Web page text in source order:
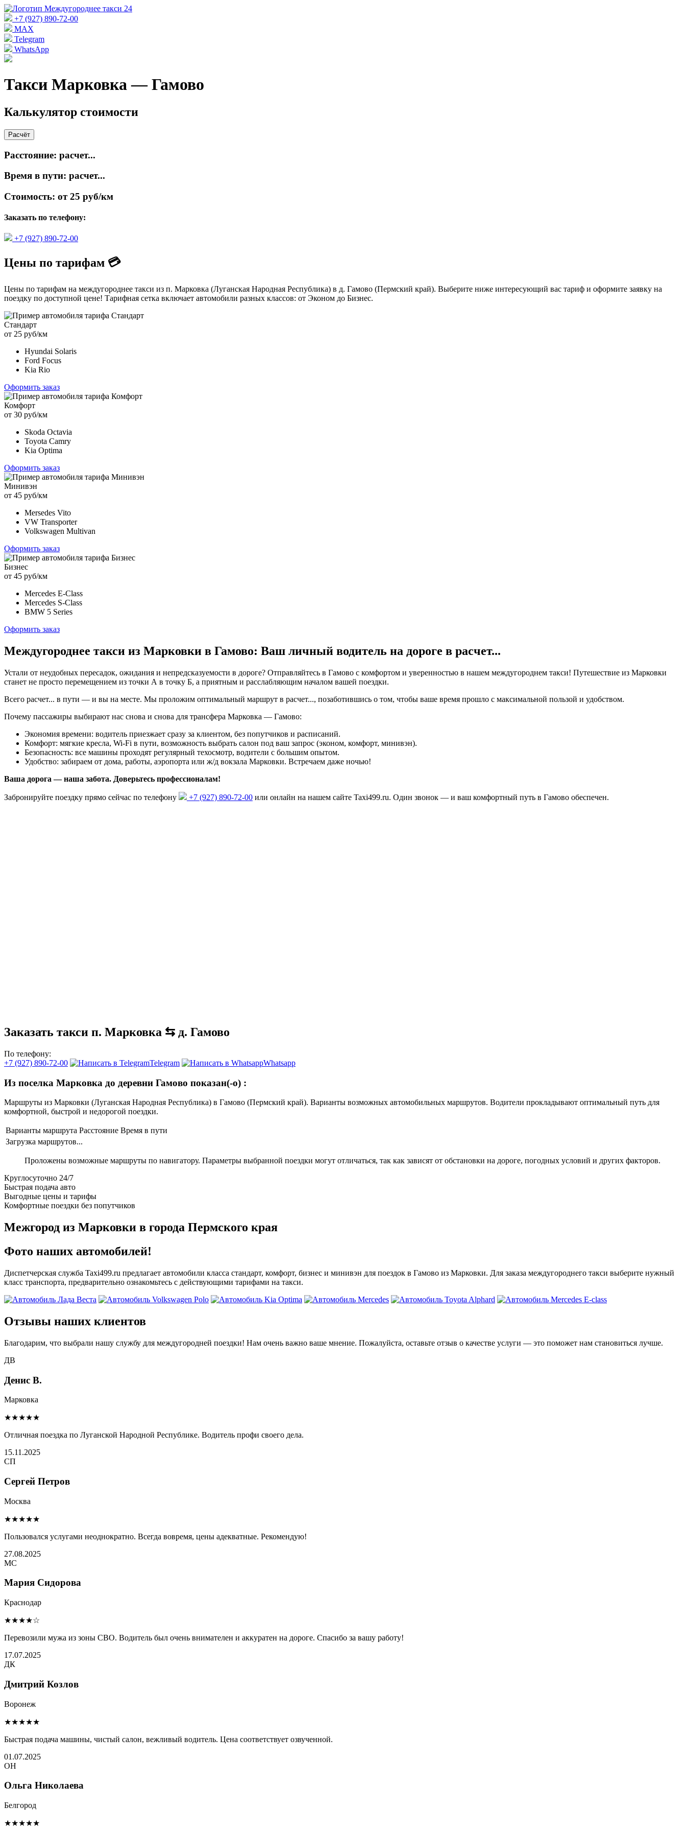
+7 (927) 890-72-00
MAX
Telegram
WhatsApp
Такси Марковка — Гамово
Калькулятор стоимости
Расчёт
Расстояние: расчет...
Время в пути: расчет...
Стоимость: от 25 руб/км
Заказать по телефону:
+7 (927) 890-72-00
Цены по тарифам 💳
Цены по тарифам на междугороднее такси из п. Марковка (Луганская Народная Республика) в д. Гамово (Пермский край). Выберите ниже интересующий вас тариф и оформите заявку на
поездку по доступной цене! Тарифная сетка включает автомобили разных классов: от Эконом до Бизнес.
Стандарт
от 25 руб/км
Hyundai Solaris
Ford Focus
Kia Rio
Оформить заказ
Комфорт
от 30 руб/км
Skoda Octavia
Toyota Camry
Kia Optima
Оформить заказ
Минивэн
от 45 руб/км
Mersedes Vito
VW Transporter
Volkswagen Multivan
Оформить заказ
Бизнес
от 45 руб/км
Mercedes E-Class
Mercedes S-Class
BMW 5 Series
Оформить заказ
Междугороднее такси из Марковки в Гамово: Ваш личный водитель на дороге в расчет...
Устали от неудобных пересадок, ожидания и непредсказуемости в дороге? Отправляйтесь в Гамово с комфортом и уверенностью в нашем междугороднем такси! Путешествие из Марковки
станет не просто перемещением из точки А в точку Б, а приятным и расслабляющим началом вашей поездки.
Всего расчет... в пути — и вы на месте. Мы проложим оптимальный маршрут в расчет..., позаботившись о том, чтобы ваше время прошло с максимальной пользой и удобством.
Почему пассажиры выбирают нас снова и снова для трансфера Марковка — Гамово:
Экономия времени: водитель приезжает сразу за клиентом, без попутчиков и расписаний.
Комфорт: мягкие кресла, Wi-Fi в пути, возможность выбрать салон под ваш запрос (эконом, комфорт, минивэн).
Безопасность: все машины проходят регулярный техосмотр, водители с большим опытом.
Удобство: забираем от дома, работы, аэропорта или ж/д вокзала Марковки. Встречаем даже ночью!
Ваша дорога — наша забота. Доверьтесь профессионалам!
Забронируйте поездку прямо сейчас по телефону +7 (927) 890-72-00 или онлайн на нашем сайте Taxi499.ru. Один звонок — и ваш комфортный путь в Гамово обеспечен.
Заказать такси п. Марковка ⇆ д. Гамово
По телефону:
+7 (927) 890-72-00
Telegram Whatsapp
Из поселка Марковка до деревни Гамово показан(-о) :
Маршруты из Марковки (Луганская Народная Республика) в Гамово (Пермский край). Варианты возможных автомобильных маршрутов. Водители прокладывают оптимальный путь для
комфортной, быстрой и недорогой поездки.
Варианты маршрута Расстояние Время в пути
Загрузка маршрутов...
Проложены возможные маршруты по навигатору. Параметры выбранной поездки могут отличаться, так как зависят от обстановки на дороге, погодных условий и других факторов.
Круглосуточно 24/7
Быстрая подача авто
Выгодные цены и тарифы
Комфортные поездки без попутчиков
Межгород из Марковки в города Пермского края
Фото наших автомобилей!
Диспетчерская служба Taxi499.ru предлагает автомобили класса стандарт, комфорт, бизнес и минивэн для поездок в Гамово из Марковки. Для заказа междугороднего такси выберите нужный
класс транспорта, предварительно ознакомьтесь с действующими тарифами на такси.
Отзывы наших клиентов
Благодарим, что выбрали нашу службу для междугородней поездки! Нам очень важно ваше мнение. Пожалуйста, оставьте отзыв о качестве услуги — это поможет нам становиться лучше.
ДВ
Денис В.
Марковка
★★★★★
Отличная поездка по Луганской Народной Республике. Водитель профи своего дела.
15.11.2025
СП
Сергей Петров
Москва
★★★★★
Пользовался услугами неоднократно. Всегда вовремя, цены адекватные. Рекомендую!
27.08.2025
МС
Мария Сидорова
Краснодар
★★★★☆
Перевозили мужа из зоны СВО. Водитель был очень внимателен и аккуратен на дороге. Спасибо за вашу работу!
17.07.2025
ДК
Дмитрий Козлов
Воронеж
★★★★★
Быстрая подача машины, чистый салон, вежливый водитель. Цена соответствует озвученной.
01.07.2025
ОН
Ольга Николаева
Белгород
★★★★★